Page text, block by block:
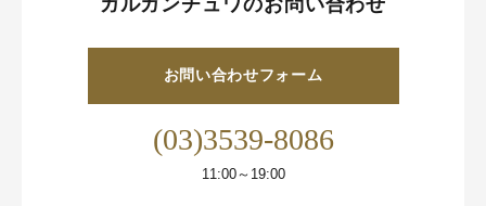
お問い合わせフォーム
(03)3539-8086
11:00～19:00